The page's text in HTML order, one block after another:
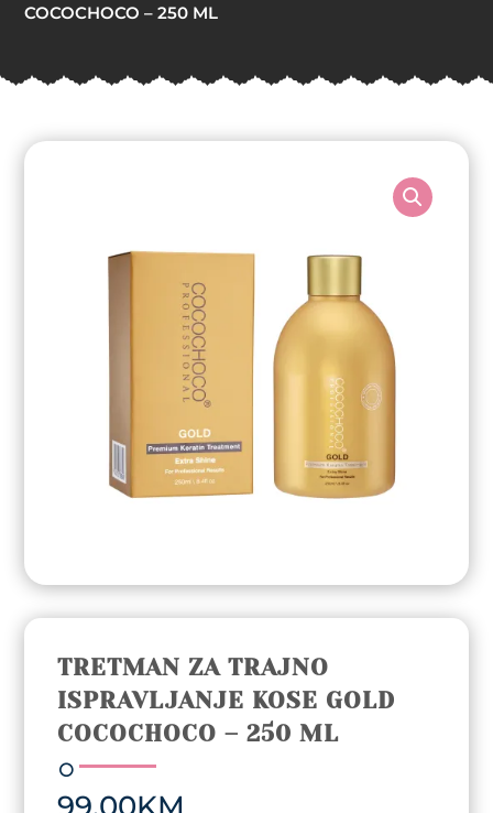
COCOCHOCO – 250 ML
TRETMAN ZA TRAJNO
ISPRAVLJANJE KOSE GOLD
COCOCHOCO – 250 ML